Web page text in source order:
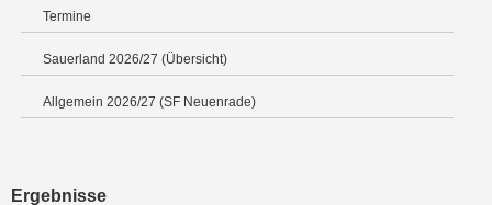
Termine
Sauerland 2026/27 (Übersicht)
Allgemein 2026/27 (SF Neuenrade)
Ergebnisse